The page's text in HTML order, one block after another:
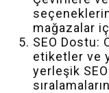
mağazalar
SEO Dostu:
etiketler ve
yerleşik